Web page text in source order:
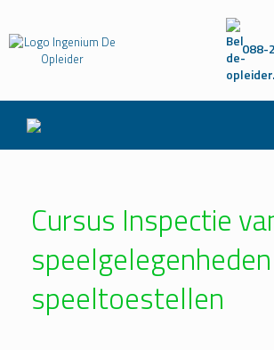
088-
Cursus Inspectie
speeltoestellen